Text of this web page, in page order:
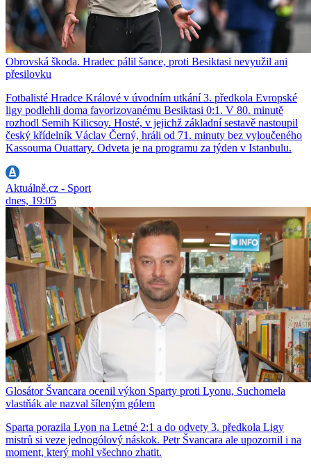
Obrovská škoda. Hradec pálil šance, proti Besiktasi nevyužil ani
přesilovku
Fotbalisté Hradce Králové v úvodním utkání 3. předkola Evropské
ligy podlehli doma favorizovanému Besiktasi 0:1. V 80. minutě
rozhodl Semih Kilicsoy. Hosté, v jejichž základní sestavě nastoupil
český křídelník Václav Černý, hráli od 71. minuty bez vyloučeného
Kassouma Ouattary. Odveta je na programu za týden v Istanbulu.
Aktuálně.cz - Sport
dnes, 19:05
Glosátor Švancara ocenil výkon Sparty proti Lyonu, Suchomela
vlastňák ale nazval šíleným gólem
Sparta porazila Lyon na Letné 2:1 a do odvety 3. předkola Ligy
mistrů si veze jednogólový náskok. Petr Švancara ale upozornil i na
moment, který mohl všechno zhatit.